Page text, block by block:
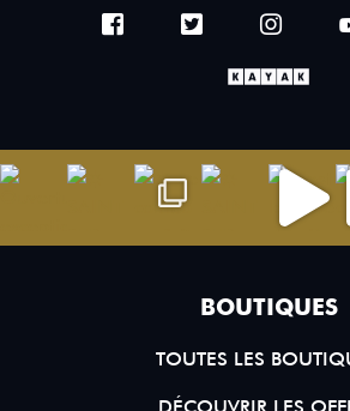
BOUTIQUES
TOUTES LES